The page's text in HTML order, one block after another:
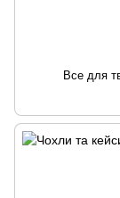
Все для